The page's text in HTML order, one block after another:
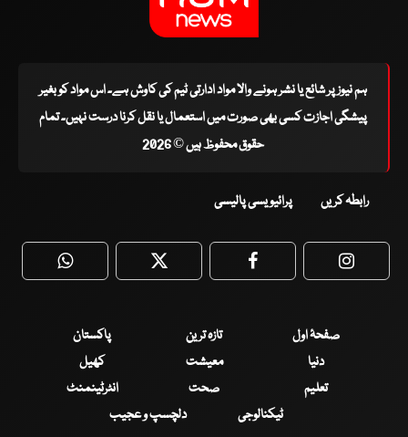
ہم نیوز پر شائع یا نشر ہونے والا مواد ادارتی ٹیم کی کاوش ہے۔ اس مواد کو بغیر
پیشگی اجازت کسی بھی صورت میں استعمال یا نقل کرنا درست نہیں۔ تمام
حقوق محفوظ ہیں © 2026
رابطہ کریں پرائیویسی پالیسی
WhatsApp Twitter Facebook
صفحۂ اول تازہ ترین
پاکستان
دنیا
معیشت
کھیل
تعلیم
صحت
انٹرٹینمنٹ
ٹیکنالوجی
دلچسپ و عجیب